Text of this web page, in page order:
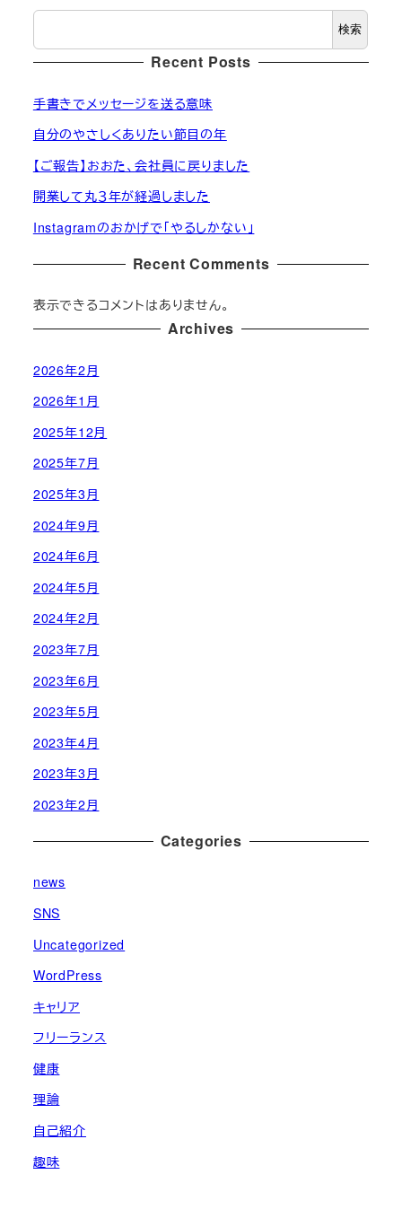
ゴ
検索
Recent Posts
手書きでメッセージを送る意味
自分のやさしくありたい節目の年
【ご報告】おおた、会社員に戻りました
開業して丸３年が経過しました
Instagramのおかげで「やるしかない」
Recent Comments
表示できるコメントはありません。
Archives
2026年2月
2026年1月
2025年12月
2025年7月
2025年3月
2024年9月
2024年6月
2024年5月
2024年2月
2023年7月
2023年6月
2023年5月
2023年4月
2023年3月
2023年2月
Categories
news
SNS
Uncategorized
WordPress
キャリア
フリーランス
健康
理論
自己紹介
趣味